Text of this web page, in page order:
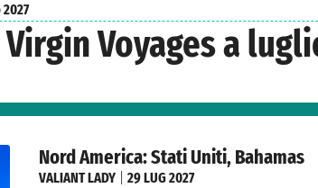
Voyages a
Nord America: Stati Uniti, Bahamas
VALIANT LADY |29 LUG 2027